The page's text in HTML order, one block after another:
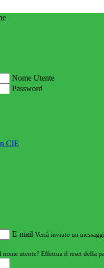
Nome Utente
Password
CIE
E-mail Verrà inviato un
nome utente? Effettua il reset della